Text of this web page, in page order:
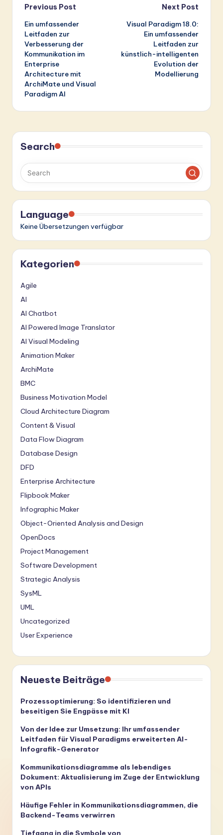
Post
navigation
Previous Post
Ein umfassender
Leitfaden zur
Verbesserung der
Kommunikation im
Enterprise
Architecture mit
ArchiMate und Visual
Paradigm AI
Next Post
Visual Paradigm 18.0:
Ein umfassender
Leitfaden zur
künstlich-intelligenten
Evolution der
Modellierung
Search
Language
Keine Übersetzungen verfügbar
Kategorien
Agile
AI
AI Chatbot
AI Powered Image Translator
AI Visual Modeling
Animation Maker
ArchiMate
BMC
Business Motivation Model
Cloud Architecture Diagram
Content & Visual
Data Flow Diagram
Database Design
DFD
Enterprise Architecture
Flipbook Maker
Infographic Maker
Object-Oriented Analysis and Design
OpenDocs
Project Management
Software Development
Strategic Analysis
SysML
UML
Uncategorized
User Experience
Neueste Beiträge
Prozessoptimierung: So identifizieren und
beseitigen Sie Engpässe mit KI
Von der Idee zur Umsetzung: Ihr umfassender
Leitfaden für Visual Paradigms erweiterten AI-
Infografik-Generator
Kommunikationsdiagramme als lebendiges
Dokument: Aktualisierung im Zuge der Entwicklung
von APIs
Häufige Fehler in Kommunikationsdiagrammen, die
Backend-Teams verwirren
Tiefgang in die Symbole von